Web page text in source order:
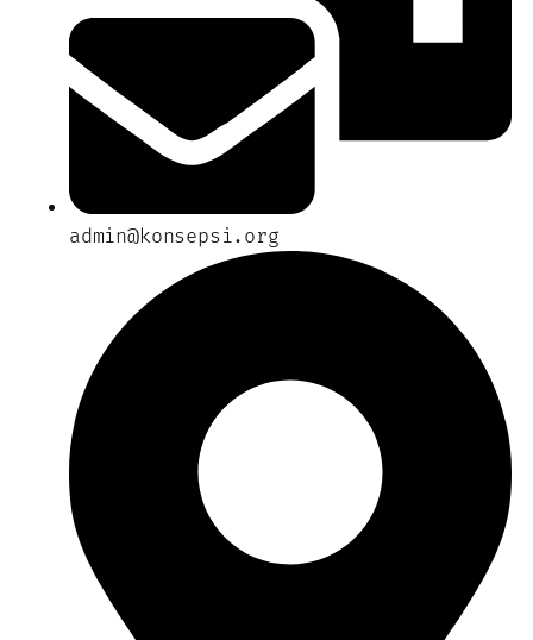
admin@konsepsi.org